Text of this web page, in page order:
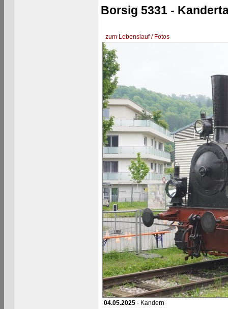
Borsig 5331 -
zum Lebenslauf / Fotos
04.05.2025- Kandern